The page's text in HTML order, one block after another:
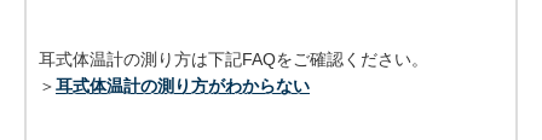
耳式体温計の測り方は下記FAQをご確認ください。
＞耳式体温計の測り方がわからない